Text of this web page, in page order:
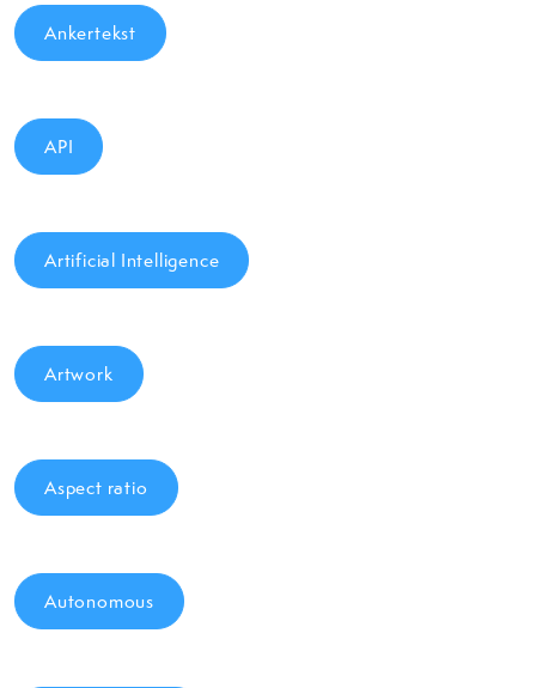
Ankertekst
API
Artificial Intelligence
Artwork
Aspect ratio
Autonomous